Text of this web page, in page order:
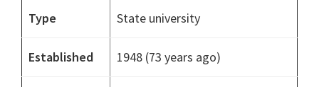
Type State university
Established 1948 (73 years ago)